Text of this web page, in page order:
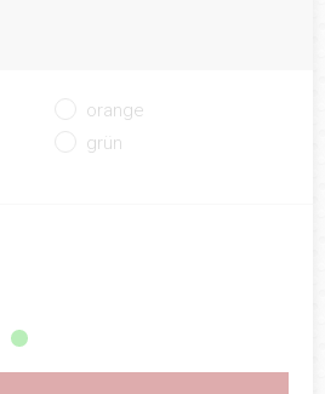
orange
grün